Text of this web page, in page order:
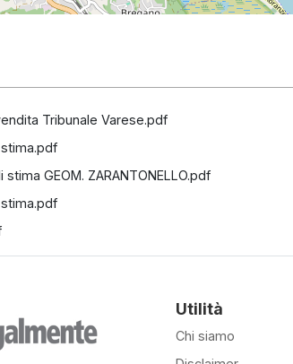
Tribunale Varese.pdf
stima.pdf
GEOM. ZARANTONELLO.pdf
stima.pdf
Utilità
Chi siamo